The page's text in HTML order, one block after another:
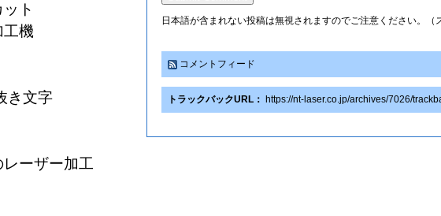
日本語が含まれない投稿は無視されますのでご注意ください。（
コメントフィード
トラックバックURL： https://nt-laser.co.jp/archives/7026/
ト
工機
き文字
ーザー加工